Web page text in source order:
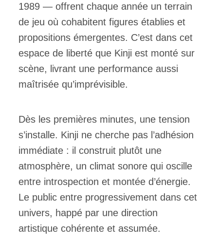
1989 — offrent chaque année un terrain
de jeu où cohabitent figures établies et
propositions émergentes. C’est dans cet
espace de liberté que Kinji est monté sur
scène, livrant une performance aussi
maîtrisée qu’imprévisible.
Dès les premières minutes, une tension
s’installe. Kinji ne cherche pas l’adhésion
immédiate : il construit plutôt une
atmosphère, un climat sonore qui oscille
entre introspection et montée d’énergie.
Le public entre progressivement dans cet
univers, happé par une direction
artistique cohérente et assumée.